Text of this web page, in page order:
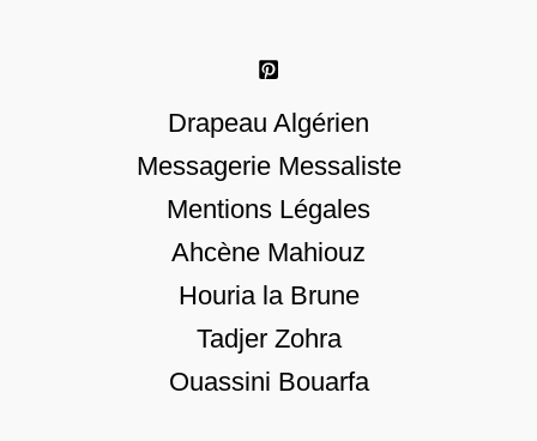
Drapeau Algérien
Messagerie Messaliste
Mentions Légales
Ahcène Mahiouz
Houria la Brune
Tadjer Zohra
Ouassini Bouarfa